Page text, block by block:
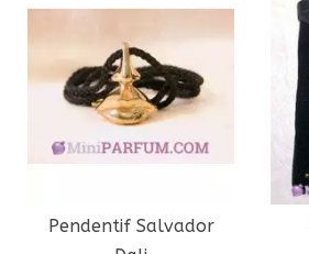
Pendentif Salvador